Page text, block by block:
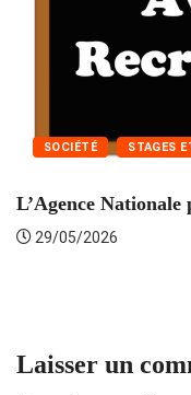
SOCIÉTÉ STAGES
L’Agence
29/05/2026
Laisser un